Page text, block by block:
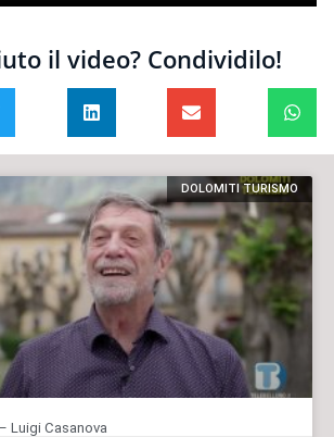
il video? Condividilo!
DOLOMITI TURISMO
Luigi Casanova